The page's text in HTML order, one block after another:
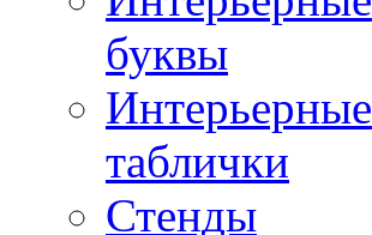
буквы
Интерьерные
таблички
Стенды